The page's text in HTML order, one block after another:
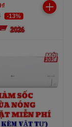
-13%